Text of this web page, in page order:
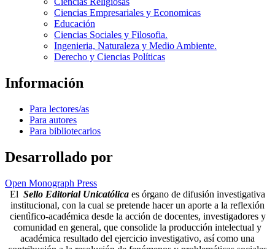
Ciencias Empresariales y Economicas
Educación
Ciencias Sociales y Filosofia.
Ingenieria, Naturaleza y Medio Ambiente.
Derecho y Ciencias Políticas
Información
Para lectores/as
Para autores
Para bibliotecarios
Desarrollado por
Open Monograph Press
El Sello Editorial Unicatólica es órgano de difusión investigativa
institucional, con la cual se pretende hacer un aporte a la reflexión
cientìfico-académica desde la acción de docentes, investigadores y
comunidad en general, que consolide la producción intelectual y
académica resultado del ejercicio investigativo, así como una